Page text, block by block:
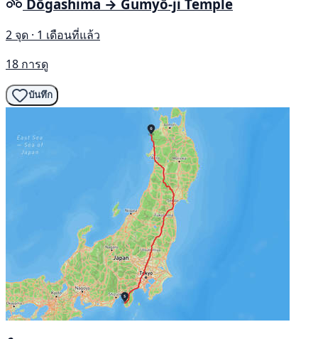
Dōgashima → Gumyō-ji Temple
2 จุด · 1 เดือนที่แล้ว
18 การดู
บันทึก